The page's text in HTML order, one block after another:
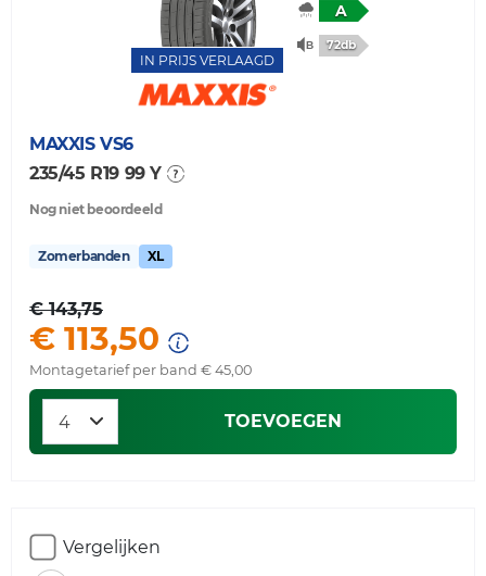
IN PRIJS VERLAAGD
A
72db
MAXXIS VS6
235/45 R19 99 Y
Nog niet beoordeeld
Zomerbanden XL
€ 143,75
€ 113,50
Montagetarief per band € 45,00
TOEVOEGEN
Vergelijken